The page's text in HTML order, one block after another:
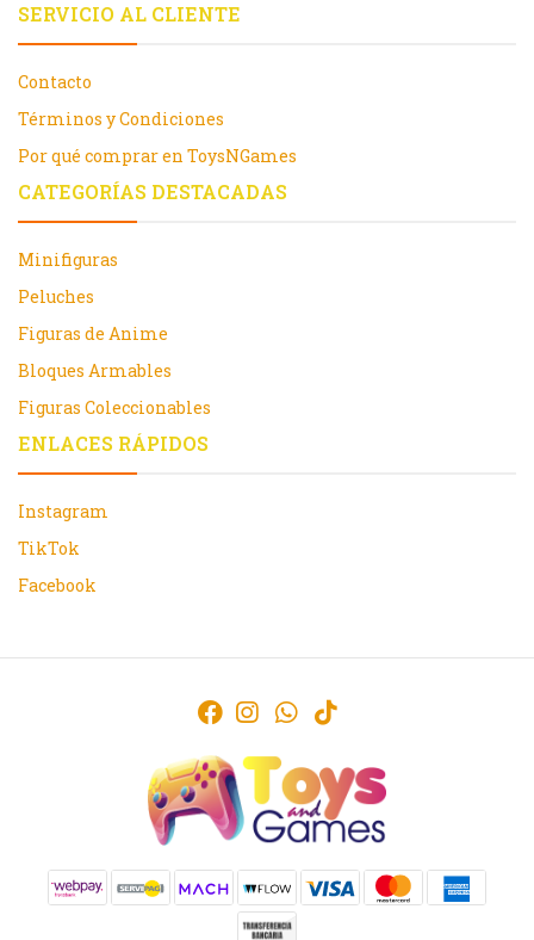
SERVICIO AL CLIENTE
Contacto
Términos y Condiciones
Por qué comprar en ToysNGames
CATEGORÍAS DESTACADAS
Minifiguras
Peluches
Figuras de Anime
Bloques Armables
Figuras Coleccionables
ENLACES RÁPIDOS
Instagram
TikTok
Facebook